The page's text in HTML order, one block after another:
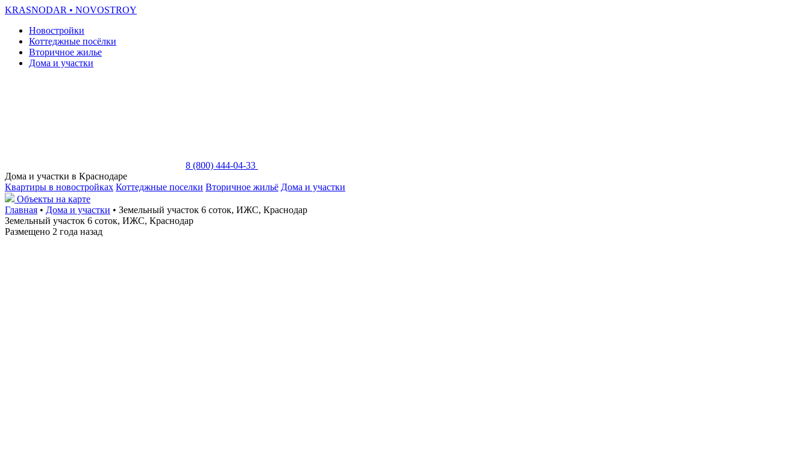
KRASNODAR • NOVOSTROY
Новостройки
Коттеджные посёлки
Вторичное жилье
Дома и участки
8 (800) 444-04-33
Дома и участки в Краснодаре
Квартиры в новостройках Коттеджные поселки Вторичное жильё Дома и участки
Объекты на карте
Главная • Дома и участки • Земельный участок 6 соток, ИЖС, Краснодар
Земельный участок 6 соток, ИЖС, Краснодар
Размещено 2 года назад